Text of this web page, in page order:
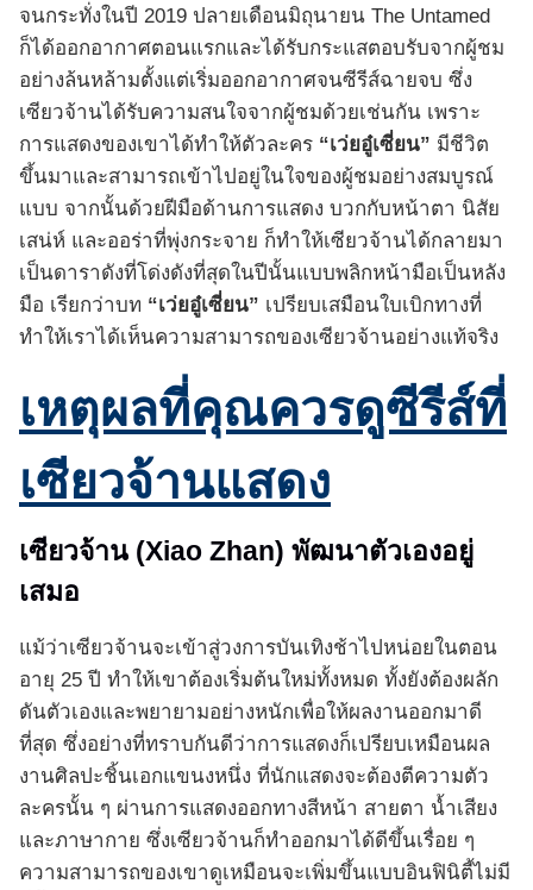
จนกระทั่งในปี 2019 ปลายเดือนมิถุนายน The Untamed
ก็ได้ออกอากาศตอนแรกและได้รับกระแสตอบรับจากผู้ชม
อย่างล้นหล้ามตั้งแต่เริ่มออกอากาศจนซีรีส์ฉายจบ ซึ่ง
เซียวจ้านได้รับความสนใจจากผู้ชมด้วยเช่นกัน เพราะ
การแสดงของเขาได้ทำให้ตัวละคร “เว่ยอู๋เซี่ยน” มีชีวิต
ขึ้นมาและสามารถเข้าไปอยู่ในใจของผู้ชมอย่างสมบูรณ์
แบบ จากนั้นด้วยฝีมือด้านการแสดง บวกกับหน้าตา นิสัย
เสน่ห์ และออร่าที่พุ่งกระจาย ก็ทำให้เซียวจ้านได้กลายมา
เป็นดาราดังที่โด่งดังที่สุดในปีนั้นแบบพลิกหน้ามือเป็นหลัง
มือ เรียกว่าบท “เว่ยอู๋เซี่ยน” เปรียบเสมือนใบเบิกทางที่
ทำให้เราได้เห็นความสามารถของเซียวจ้านอย่างแท้จริง
เหตุผลที่คุณควรดูซีรีส์ที่
เซียวจ้านแสดง
เซียวจ้าน (Xiao Zhan) พัฒนาตัวเองอยู่
เสมอ
แม้ว่าเซียวจ้านจะเข้าสู่วงการบันเทิงช้าไปหน่อยในตอน
อายุ 25 ปี ทำให้เขาต้องเริ่มต้นใหม่ทั้งหมด ทั้งยังต้องผลัก
ดันตัวเองและพยายามอย่างหนักเพื่อให้ผลงานออกมาดี
ที่สุด ซึ่งอย่างที่ทราบกันดีว่าการแสดงก็เปรียบเหมือนผล
งานศิลปะชิ้นเอกแขนงหนึ่ง ที่นักแสดงจะต้องตีความตัว
ละครนั้น ๆ ผ่านการแสดงออกทางสีหน้า สายตา น้ำเสียง
และภาษากาย ซึ่งเซียวจ้านก็ทำออกมาได้ดีขึ้นเรื่อย ๆ
ความสามารถของเขาดูเหมือนจะเพิ่มขึ้นแบบอินฟินิตี้ไม่มี